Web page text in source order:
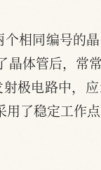
相同编号的
晶体管后，常
极电路中，
了稳定工作